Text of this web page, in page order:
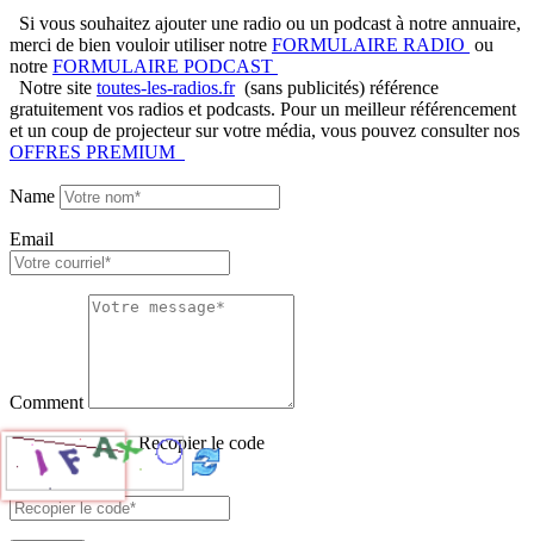
Si vous souhaitez ajouter une radio ou un podcast à notre annuaire,
merci de bien vouloir utiliser notre FORMULAIRE RADIO ou
notre FORMULAIRE PODCAST
Notre site toutes-les-radios.fr(sans publicités) référence
gratuitement vos radios et podcasts. Pour un meilleur référencement
et un coup de projecteur sur votre média, vous pouvez consulter nos
OFFRES PREMIUM
Name
Email
Comment
Recopier le code